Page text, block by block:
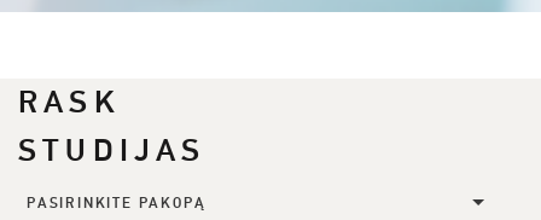
RASK
STUDIJAS
PASIRINKITE PAKOPĄ